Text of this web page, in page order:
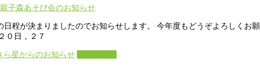
程が決まりましたのでお知らせします。 今年度もどうぞよろしくお
０日，２７
ら星からのお知らせ